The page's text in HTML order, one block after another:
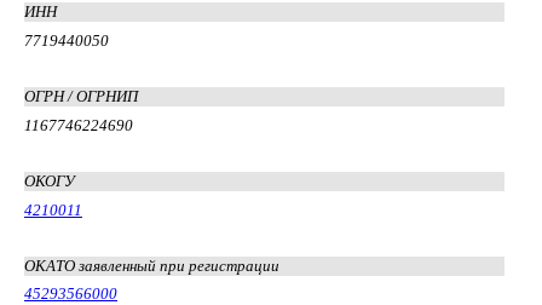
ИНН
7719440050
ОГРН / ОГРНИП
1167746224690
ОКОГУ
4210011
ОКАТО заявленный при регистрации
45293566000